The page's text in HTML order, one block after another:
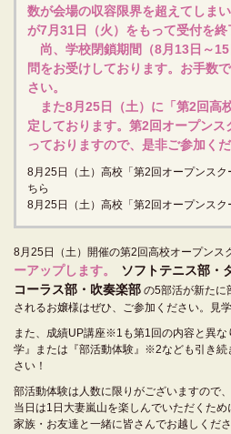
数が会場の収容限界を超えてしま
が7月31日（火）をもって受付を終
尚、学校閉鎖期間（8月13日～
問をお受けしております。お手数
さい。
また8月25日（土）に「第2回高
定しております。第2回オープン
っておりますので、是非ご参加くだ
8月25日（土）高校「第2回オープンス
ちら
8月25日（土）高校「第2回オープンスク
8月25日（土）開催の第2回高校オープンス
ーアップします。
ソフトテニス部・
コーラス部・吹奏楽部 の5部活が新たに
されるお嬢様はぜひ、ご参加ください。見
また、成績UP講座※1も第1回の内容と異
学』または『部活動体験』※2なども引き続
さい！
部活動体験は人数に限りがございますので
当日は1日大妻嵐山を楽しんでいただくため
家族・お友達と一緒に皆さんでお越しくださ